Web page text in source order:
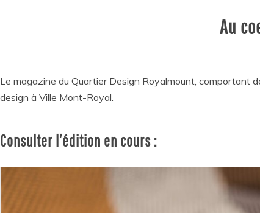
Au
Le magazine du Quartier Design Royalmount, comportant
design à Ville Mont-Royal.
Consulter l’édition en cours :